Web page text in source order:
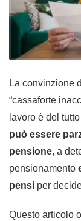
La convinzione
“cassaforte
lavoro è del
può essere
pensione, a
pensionamento
pensi per
Questo articolo